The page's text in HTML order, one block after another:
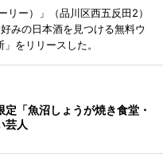
ー）」（品川区西五反田2）
みの日本酒を見つける無料ウ
をリリースした。
「魚沼しょうが焼き食堂・
芸人